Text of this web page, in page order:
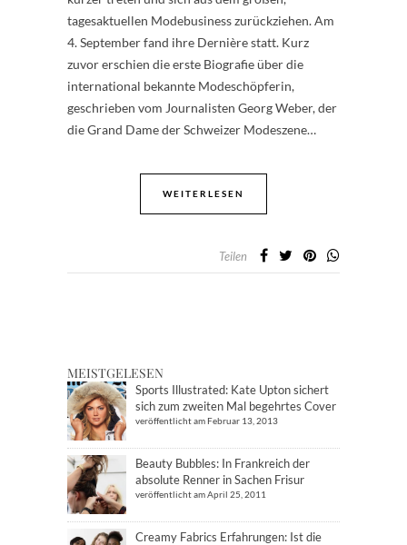
tagesaktuellen Modebusiness zurückziehen. Am
4. September fand ihre Dernière statt. Kurz
zuvor erschien die erste Biografie über die
international bekannte Modeschöpferin,
geschrieben vom Journalisten Georg Weber, der
die Grand Dame der Schweizer Modeszene…
WEITERLESEN
Teilen
MEISTGELESEN
Sports Illustrated: Kate Upton sichert
sich zum zweiten Mal begehrtes Cover
veröffentlicht am Februar 13, 2013
Beauty Bubbles: In Frankreich der
absolute Renner in Sachen Frisur
veröffentlicht am April 25, 2011
Creamy Fabrics Erfahrungen: Ist die